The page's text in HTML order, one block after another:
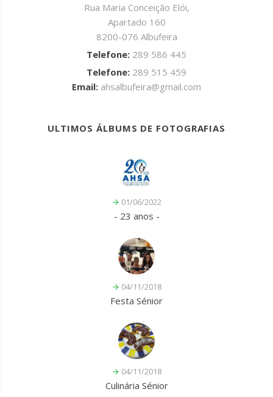
Rua Maria Conceição Elói,
Apartado 160
8200-076 Albufeira
Telefone: 289 586 445
Telefone: 289 515 459
Email: ahsalbufeira@gmail.com
ULTIMOS ÁLBUMS DE FOTOGRAFIAS
01/06/2022
- 23 anos -
04/11/2018
Festa Sénior
04/11/2018
Culinária Sénior